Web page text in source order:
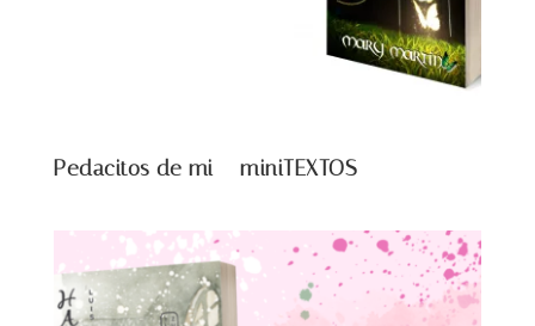
Pedacitos de mi – miniTEXTOS